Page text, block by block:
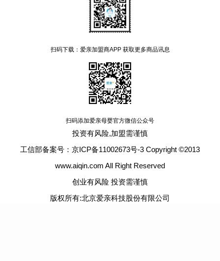
扫码下载：爱亲加盟商APP 获取更多商品讯息
扫码添加爱亲母婴官方微信公众号
投资有风险,加盟需谨慎
工信部备案号：京ICP备11002673号-3 Copyright ©2013
www.aiqin.com All Right Reserved
创业有风险 投资需谨慎
版权所有:北京爱亲科技股份有限公司